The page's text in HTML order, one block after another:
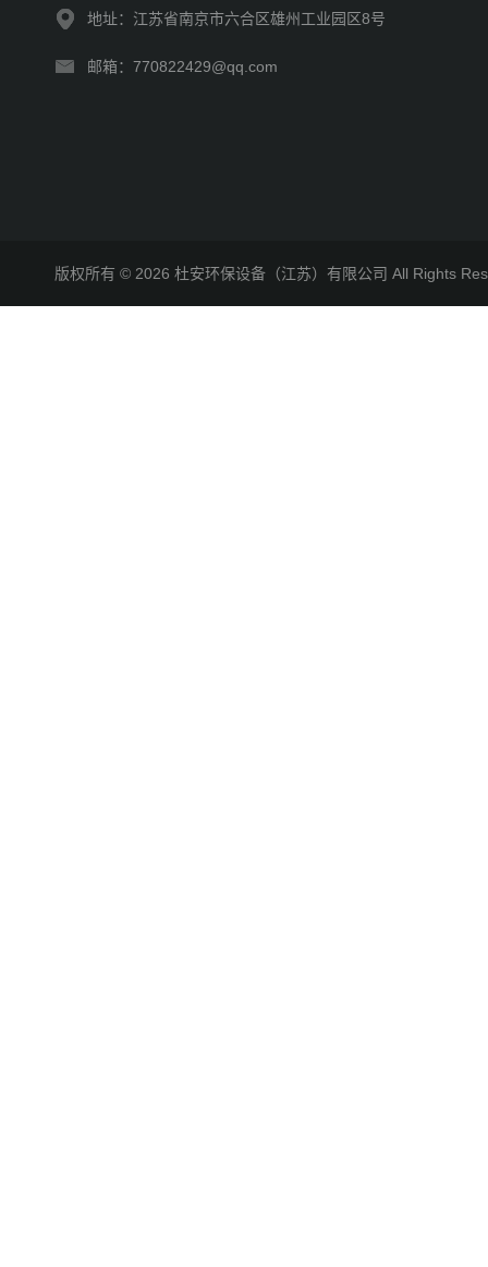
地址：江苏省南京市六合区雄州工业园区8号
邮箱：770822429@qq.com
版权所有 © 2026 杜安环保设备（江苏）有限公司 All Rights